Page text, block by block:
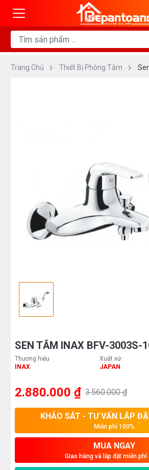
Trang Chủ Thiết Bị Phòng Tắm
SEN TẮM INAX BFV-3003S-
Thương hiệu
INAX
Xuất xứ
JAPAN
2.880.000 ₫ 3.560.000 ₫
KHẢO SÁT - TƯ VẤN LẮP
Miễn phí 100%
MUA NGAY
Giao hàng và lắp đặt miễn phí